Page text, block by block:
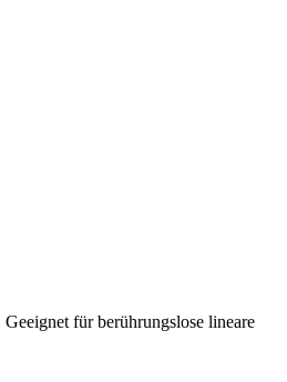
für berührungslose lineare